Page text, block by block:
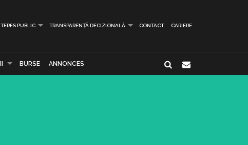
PUBLIC TRANSPARENȚĂ DECIZIONALĂ CONTACT CARIERE
BURSE ANNONCES